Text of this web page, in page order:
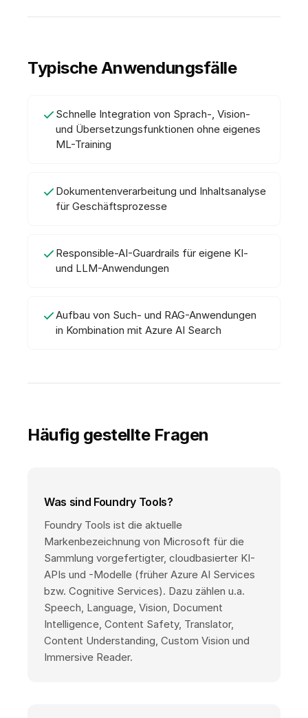
Typische Anwendungsfälle
Schnelle Integration von Sprach-, Vision-
und Übersetzungsfunktionen ohne eigenes
ML-Training
Dokumentenverarbeitung und Inhaltsanalyse
für Geschäftsprozesse
Responsible-AI-Guardrails für eigene KI-
und LLM-Anwendungen
Aufbau von Such- und RAG-Anwendungen
in Kombination mit Azure AI Search
Häufig gestellte Fragen
Was sind Foundry Tools?
Foundry Tools ist die aktuelle
Markenbezeichnung von Microsoft für die
Sammlung vorgefertigter, cloudbasierter KI-
APIs und -Modelle (früher Azure AI Services
bzw. Cognitive Services). Dazu zählen u.a.
Speech, Language, Vision, Document
Intelligence, Content Safety, Translator,
Content Understanding, Custom Vision und
Immersive Reader.